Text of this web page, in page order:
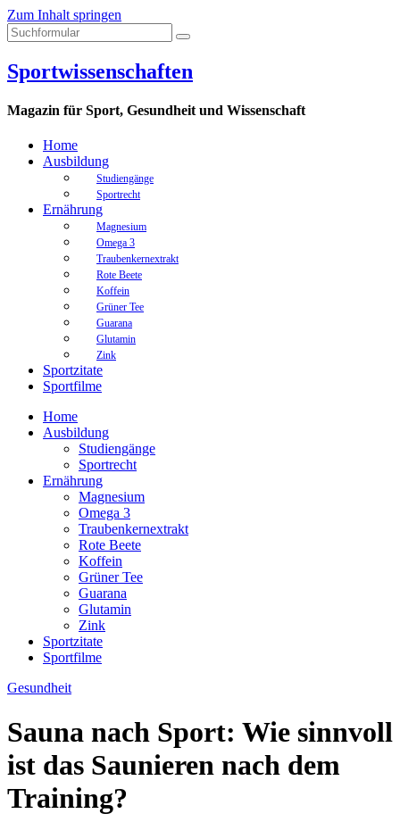
Zum Inhalt springen
Sportwissenschaften
Magazin für Sport, Gesundheit und Wissenschaft
Home
Ausbildung
Studiengänge
Sportrecht
Ernährung
Magnesium
Omega 3
Traubenkernextrakt
Rote Beete
Koffein
Grüner Tee
Guarana
Glutamin
Zink
Sportzitate
Sportfilme
Home
Ausbildung
Studiengänge
Sportrecht
Ernährung
Magnesium
Omega 3
Traubenkernextrakt
Rote Beete
Koffein
Grüner Tee
Guarana
Glutamin
Zink
Sportzitate
Sportfilme
Gesundheit
Sauna nach Sport: Wie sinnvoll
ist das Saunieren nach dem
Training?